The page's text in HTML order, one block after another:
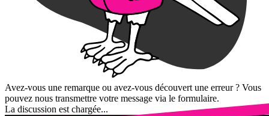
Avez-vous une remarque ou avez-vous découvert une erreur ? Vous
pouvez nous transmettre votre message via le formulaire.
La discussion est chargée...